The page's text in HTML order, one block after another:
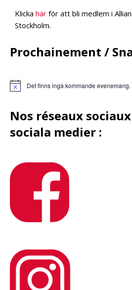
Klicka här för att bli medlem i
Stockholm.
Prochainement /
Det finns inga kommande evenemang.
Nos réseaux
sociala medier :